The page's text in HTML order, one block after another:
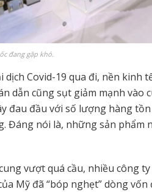
đang gặp khó.
dịch Covid-19 qua đi, nền kinh
dẫn cũng sụt giảm mạnh vào
đau đầu với số lượng hàng
Đáng nói là, những sản phẩm
vượt quá cầu, nhiều công
Mỹ đã “bóp nghẹt” dòng